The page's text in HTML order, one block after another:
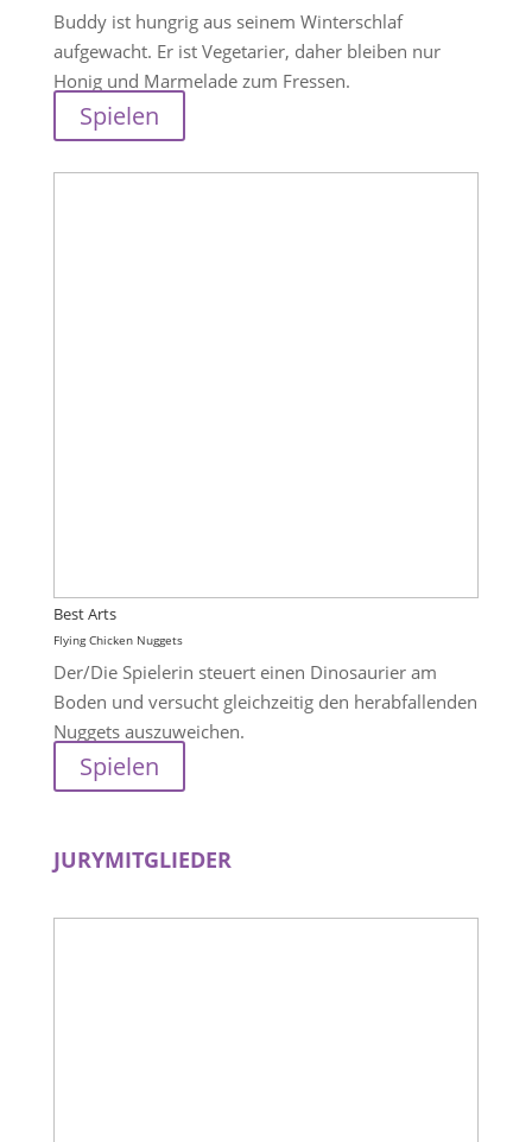
Buddy ist hungrig aus seinem Winterschlaf
aufgewacht. Er ist Vegetarier, daher bleiben nur
Honig und Marmelade zum Fressen.
Spielen
Best Arts
Flying Chicken Nuggets
Der/Die Spielerin steuert einen Dinosaurier am
Boden und versucht gleichzeitig den herabfallenden
Nuggets auszuweichen.
Spielen
JURYMITGLIEDER